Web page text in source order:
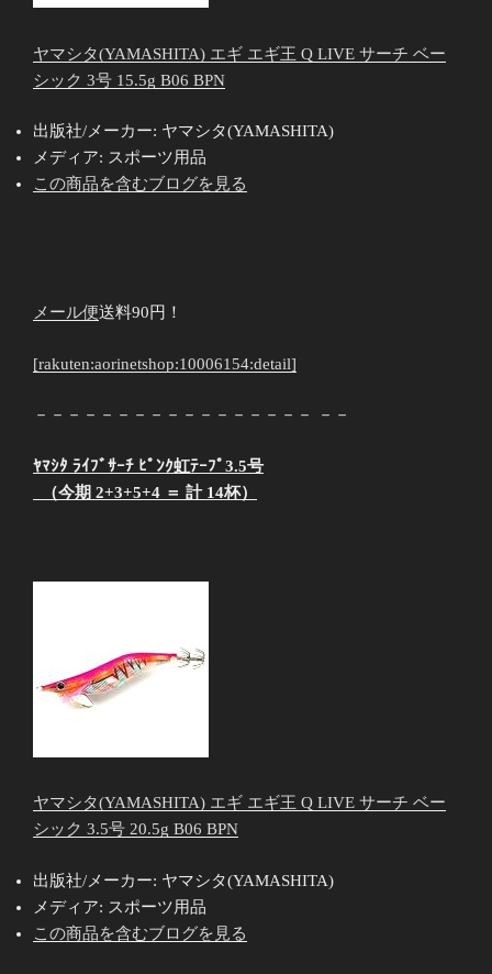
ヤマシタ(YAMASHITA) エギ エギ王 Q LIVE サーチ ベー
シック 3号 15.5g B06 BPN
出版社/メーカー: ヤマシタ(YAMASHITA)
メディア: スポーツ用品
この商品を含むブログを見る
メール便送料90円！
[rakuten:aorinetshop:10006154:detail]
－－－－－－－－－－－－－－－－－ －－
ﾔﾏｼﾀ ﾗｲﾌﾞｻｰﾁ ﾋﾟﾝｸ虹ﾃｰﾌﾟ3.5号
（今期 2+3+5+4 ＝ 計 14杯）
ヤマシタ(YAMASHITA) エギ エギ王 Q LIVE サーチ ベー
シック 3.5号 20.5g B06 BPN
出版社/メーカー: ヤマシタ(YAMASHITA)
メディア: スポーツ用品
この商品を含むブログを見る